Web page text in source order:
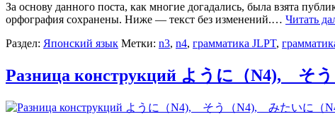
За основу данного поста, как многие догадались, была взята
орфография сохранены. Ниже — текст без изменений.… Читать
Раздел: Японский язык Метки: n3, n4, грамматика JLPT,
Разница конструкций ように（N4), そ